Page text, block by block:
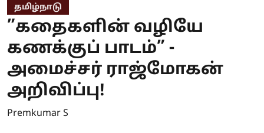
தமிழ்நாடு
”கதைகளின் வழியே
கணக்குப் பாடம்” -
அமைச்சர் ராஜ்மோகன்
அறிவிப்பு!
Premkumar S